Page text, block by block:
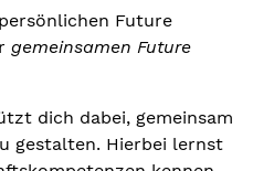
Future
gemeinsamen Future
dich dabei, gemeinsam
gestalten. Hierbei lernst